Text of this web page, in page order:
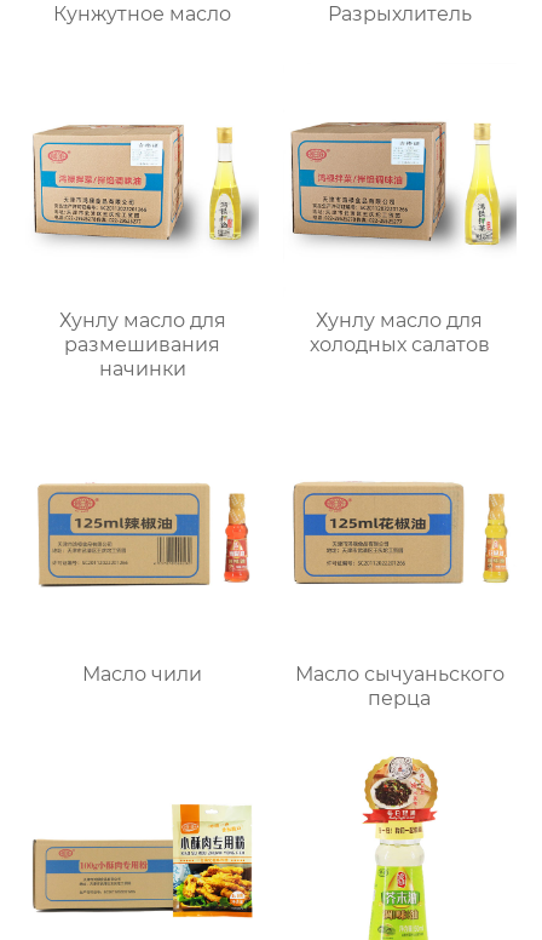
Кунжутное масло Разрыхлитель
Хунлу масло для
размешивания
начинки
Хунлу масло для
холодных салатов
Масло чили
Масло сычуаньского
перца